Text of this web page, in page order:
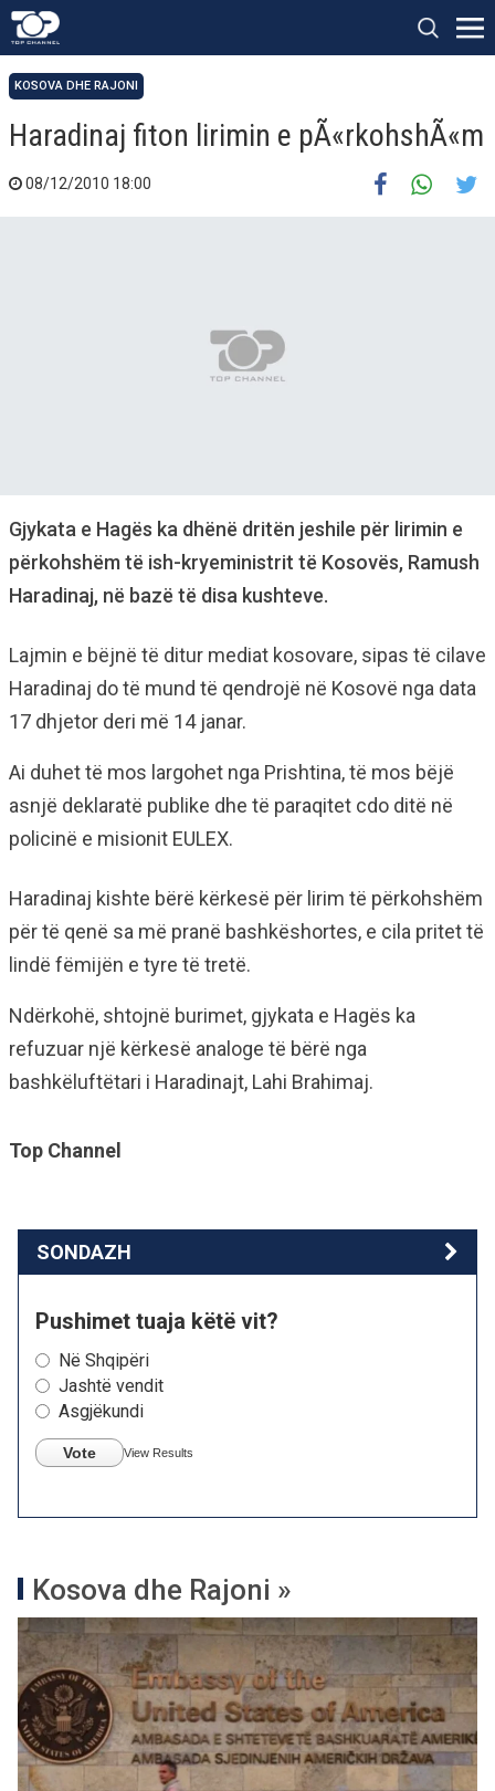
KOSOVA DHE RAJONI
Haradinaj fiton lirimin e pÃ«rkohshÃ«m
08/12/2010 18:00
Gjykata e Hagës ka dhënë dritën jeshile për lirimin e
përkohshëm të ish-kryeministrit të Kosovës, Ramush
Haradinaj, në bazë të disa kushteve.
Lajmin e bëjnë të ditur mediat kosovare, sipas të cilave
Haradinaj do të mund të qendrojë në Kosovë nga data
17 dhjetor deri më 14 janar.
Ai duhet të mos largohet nga Prishtina, të mos bëjë
asnjë deklaratë publike dhe të paraqitet cdo ditë në
policinë e misionit EULEX.
Haradinaj kishte bërë kërkesë për lirim të përkohshëm
për të qenë sa më pranë bashkëshortes, e cila pritet të
lindë fëmijën e tyre të tretë.
Ndërkohë, shtojnë burimet, gjykata e Hagës ka
refuzuar një kërkesë analoge të bërë nga
bashkëluftëtari i Haradinajt, Lahi Brahimaj.
Top Channel
SONDAZH
Pushimet tuaja këtë vit?
Në Shqipëri
Jashtë vendit
Asgjëkundi
Vote View Results
Kosova dhe Rajoni »